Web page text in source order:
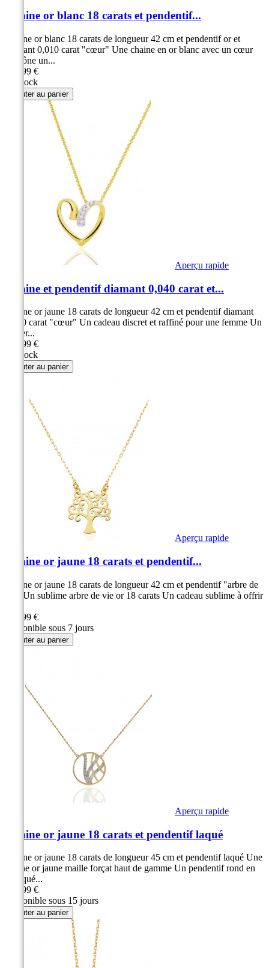
Chaine or blanc 18 carats et pendentif...
Chaine or blanc 18 carats de longueur 42 cm et pendentif or et
diamant 0,010 carat "cœur" Une chaine en or blanc avec un cœur
ou trône un...
319,99 €
En stock
Ajouter au panier
Aperçu rapide
Chaine et pendentif diamant 0,040 carat et...
Chaine or jaune 18 carats de longueur 42 cm et pendentif diamant
0,040 carat "cœur" Un cadeau discret et raffiné pour une femme Un
collier...
349,99 €
En stock
Ajouter au panier
Aperçu rapide
Chaine or jaune 18 carats et pendentif...
Chaine or jaune 18 carats de longueur 42 cm et pendentif "arbre de
vie" Un sublime arbre de vie or 18 carats Un cadeau sublime à offrir
349,99 €
Disponible sous 7 jours
Ajouter au panier
Aperçu rapide
Chaine or jaune 18 carats et pendentif laqué
Chaine or jaune 18 carats de longueur 45 cm et pendentif laqué Une
chaine or jaune maille forçat haut de gamme Un pendentif rond en
or laqué...
359,99 €
Disponible sous 15 jours
Ajouter au panier